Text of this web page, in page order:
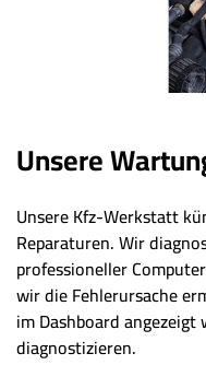
Unsere
Unsere Kfz-Werkstatt
Reparaturen. Wir
professioneller
wir die Fehlerursache
im Dashboard
diagnostizieren.